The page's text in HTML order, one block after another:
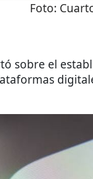
Foto:
sobre el